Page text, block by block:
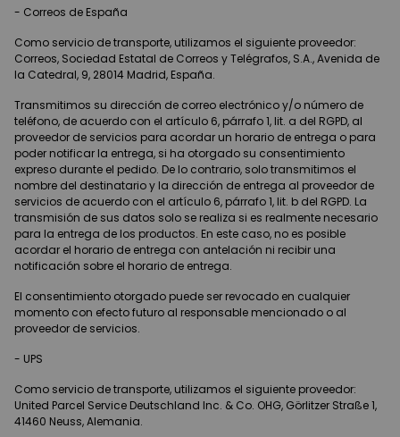
- Correos de España
Como servicio de transporte, utilizamos el siguiente proveedor:
Correos, Sociedad Estatal de Correos y Telégrafos, S.A., Avenida de
la Catedral, 9, 28014 Madrid, España.
Transmitimos su dirección de correo electrónico y/o número de
teléfono, de acuerdo con el artículo 6, párrafo 1, lit. a del RGPD, al
proveedor de servicios para acordar un horario de entrega o para
poder notificar la entrega, si ha otorgado su consentimiento
expreso durante el pedido. De lo contrario, solo transmitimos el
nombre del destinatario y la dirección de entrega al proveedor de
servicios de acuerdo con el artículo 6, párrafo 1, lit. b del RGPD. La
transmisión de sus datos solo se realiza si es realmente necesario
para la entrega de los productos. En este caso, no es posible
acordar el horario de entrega con antelación ni recibir una
notificación sobre el horario de entrega.
El consentimiento otorgado puede ser revocado en cualquier
momento con efecto futuro al responsable mencionado o al
proveedor de servicios.
- UPS
Como servicio de transporte, utilizamos el siguiente proveedor:
United Parcel Service Deutschland Inc. & Co. OHG, Görlitzer Straße 1,
41460 Neuss, Alemania.